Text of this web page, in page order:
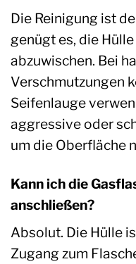
Die Reinigung ist
genügt es, die
abzuwischen. Bei
Verschmutzungen
Seifenlauge
aggressive oder
um die Oberfläche
Kann ich die
anschließen?
Absolut. Die Hülle
Zugang zum